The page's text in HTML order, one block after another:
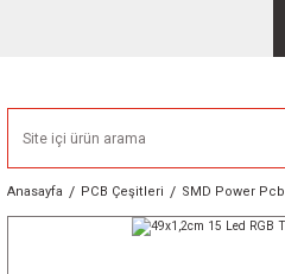
Anasayfa PCB Çeşitleri SMD Power Pcb